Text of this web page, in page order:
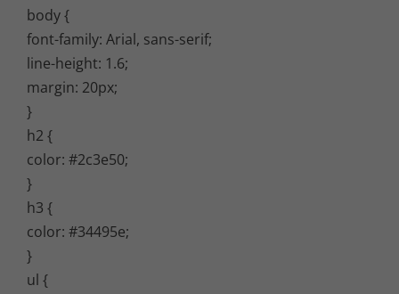
body {
font-family: Arial, sans-serif;
line-height: 1.6;
margin: 20px;
}
h2 {
color: #2c3e50;
}
h3 {
color: #34495e;
}
ul {